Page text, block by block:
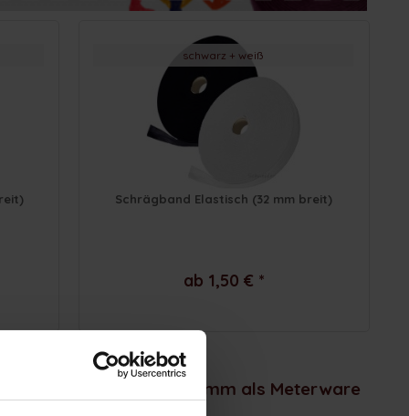
schwarz + weiß
Schrägband Elastisch (32 mm breit)
ab 1,50 € *
Breiten 32 mm und 20 mm als Meterware